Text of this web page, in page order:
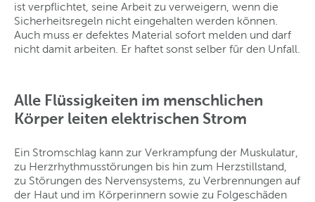
ist verpflichtet, seine Arbeit zu verweigern, wenn die
Sicherheitsregeln nicht eingehalten werden können.
Auch muss er defektes Material sofort melden und darf
nicht damit arbeiten. Er haftet sonst selber für den Unfall.
Alle Flüssigkeiten im menschlichen
Körper leiten elektrischen Strom
Ein Stromschlag kann zur Verkrampfung der Muskulatur,
zu Herzrhythmusstörungen bis hin zum Herzstillstand,
zu Störungen des Nervensystems, zu Verbrennungen auf
der Haut und im Körperinnern sowie zu Folgeschäden